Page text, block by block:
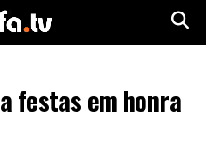
festas em honra